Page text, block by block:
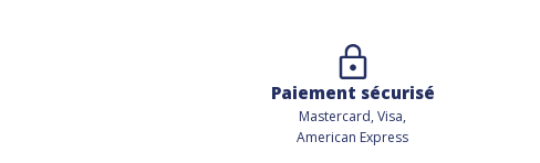
Paiement sécurisé
Mastercard, Visa,
American Express